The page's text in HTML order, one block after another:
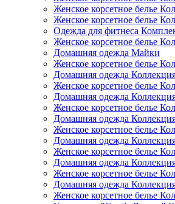
Женское корсетное белье
Женское корсетное белье
Одежда для фитнеса
Женское корсетное белье
Домашняя одежда Майки
Женское корсетное белье
Домашняя одежда
Женское корсетное белье
Домашняя одежда
Женское корсетное белье
Домашняя одежда
Женское корсетное белье
Домашняя одежда
Женское корсетное белье
Домашняя одежда
Женское корсетное белье
Домашняя одежда
Женское корсетное белье